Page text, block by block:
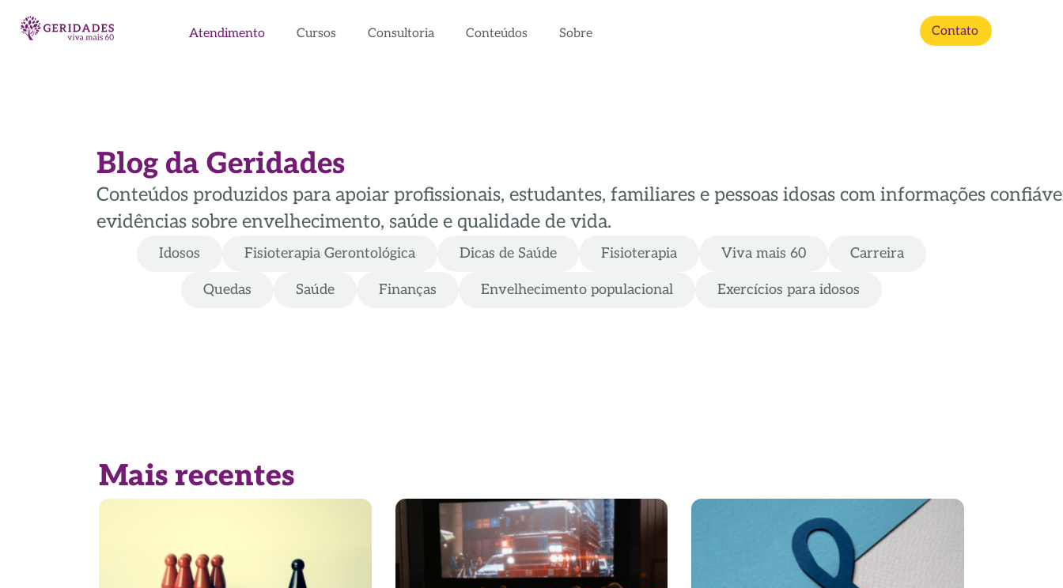
Atendimento Cursos Consultoria Conteúdos Sobre Contato
Blog da Geridades
Conteúdos produzidos para apoiar profissionais, estudantes, familiares e pessoas idosas com informações
evidências sobre envelhecimento, saúde e qualidade de vida.
Idosos Fisioterapia Gerontológica Dicas de Saúde Fisioterapia Viva mais 60 Carreira
Quedas Saúde Finanças Envelhecimento populacional Exercícios para idosos
Mais recentes